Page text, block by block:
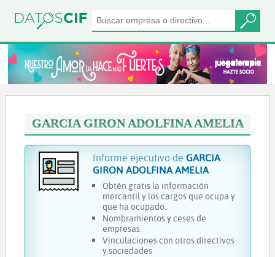
GARCIA GIRON ADOLFINA AMELIA
Informe ejecutivo de GARCIA
GIRON ADOLFINA AMELIA
Obtén gratis la información
mercantil y los cargos que ocupa y
que ha ocupado.
Nombramientos y ceses de
empresas.
Vinculaciones con otros directivos
y sociedades